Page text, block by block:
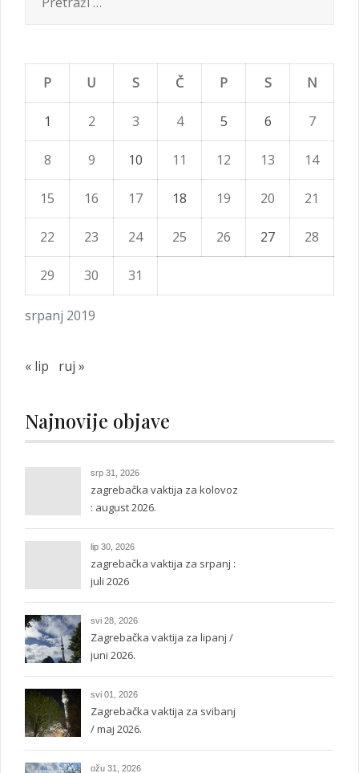
srpanj 2019
P U S Č P S N
1 2 3 4 5 6 7
8 9 10 11 12 13 14
15 16 17 18 19 20 21
22 23 24 25 26 27 28
29 30 31
« lip ruj »
Najnovije objave
srp 31, 2026
zagrebačka vaktija za kolovoz
: august 2026.
lip 30, 2026
zagrebačka vaktija za srpanj :
juli 2026
svi 28, 2026
Zagrebačka vaktija za lipanj /
juni 2026.
svi 01, 2026
Zagrebačka vaktija za svibanj
/ maj 2026.
ožu 31, 2026